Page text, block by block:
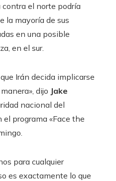
el norte podría
la mayoría de sus
en una posible
en el sur.
Irán decida implicarse
dijo Jake
nacional del
el programa «Face the
para cualquier
es exactamente lo que